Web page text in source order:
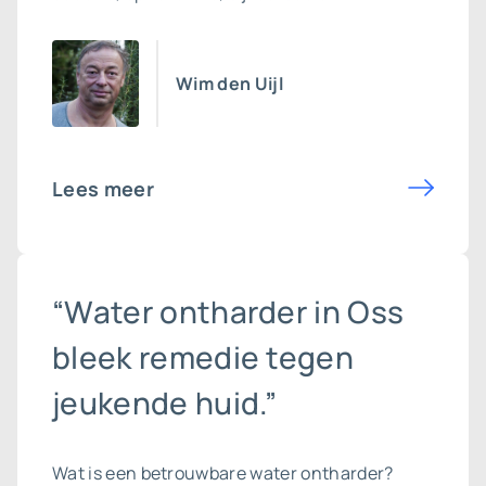
Wim den Uijl
Lees meer
“Water ontharder in Oss
bleek remedie tegen
jeukende huid.”
Wat is een betrouwbarewater ontharder?